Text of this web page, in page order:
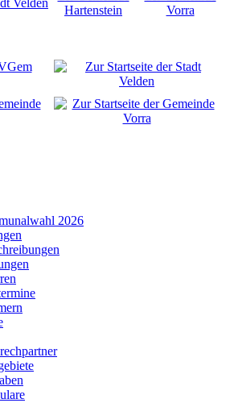
2026